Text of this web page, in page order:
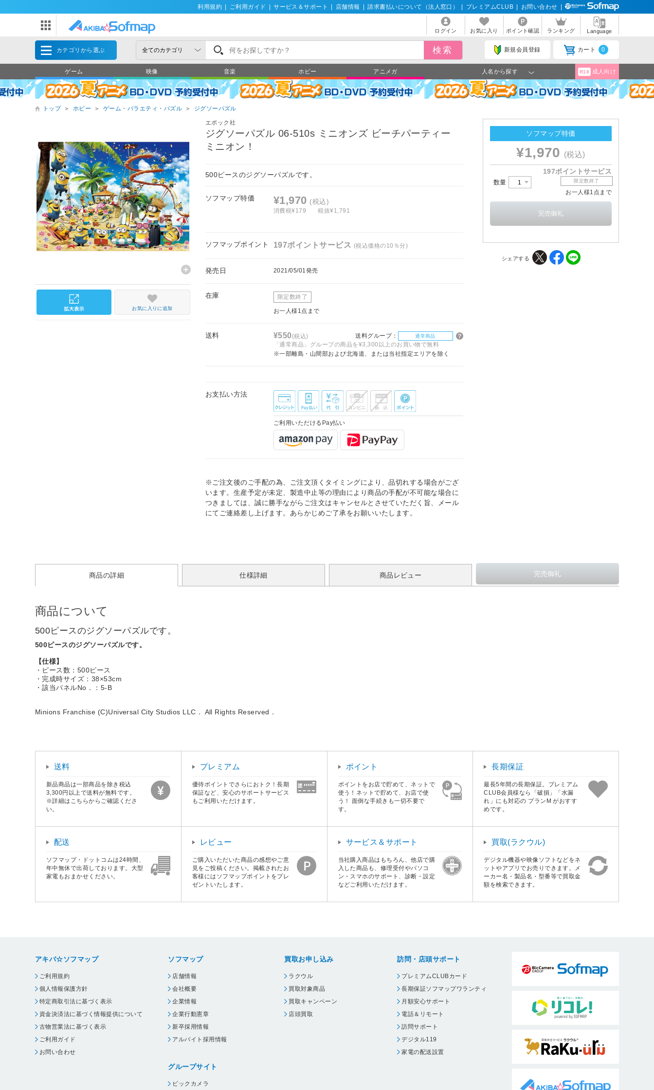
利用規約 ご利用ガイド サービス＆サポート 店舗情報 請求書払いについて（法人窓口） プレミアムCLUB お問い合わせ
ログイン お気に入り ポイント確認 ランキング Language
カテゴリから選ぶ 新規会員登録 カート 0
ゲーム 映像 音楽 ホビー アニメガ 人名から探す R18 成人向け
トップ ＞ ホビー ＞ ゲーム・バラエティ・パズル ＞ ジグソーパズル
エポック社
ジグソーパズル 06-510s ミニオンズ ビーチパーティー
ミニオン！
500ピースのジグソーパズルです。
ソフマップ特価 ¥1,970 (税込)
消費税¥179 税抜¥1,791
ソフマップポイント 197ポイントサービス (税込価格の10％分)
発売日 2021/05/01発売
在庫 限定数終了
お一人様1点まで
送料 ¥550(税込) 送料グループ： 通常商品
「通常商品」グループの商品を¥3,300以上のお買い物で無料
※一部離島・山間部および北海道、または当社指定エリアを除く
お支払い方法
ご利用いただけるPay払い
※ご注文後のご手配の為、ご注文頂くタイミングにより、品切れする場合がござ
います。生産予定が未定、製造中止等の理由により商品の手配が不可能な場合に
つきましては、誠に勝手ながらご注文はキャンセルとさせていただく旨、メール
にてご連絡差し上げます。あらかじめご了承をお願いいたします。
お気に入りに追加
ソフマップ特価
¥1,970 (税込)
197ポイントサービス
数量 限定数終了
お一人様1点まで
シェアする
商品の詳細 仕様詳細 商品レビュー
商品について
500ピースのジグソーパズルです。
500ピースのジグソーパズルです。
【仕様】
・ピース数：500ピース
・完成時サイズ：38×53cm
・該当パネルNo．：5-B
Minions Franchise (C)Universal City Studios LLC． All Rights Reserved．
送料
新品商品は一部商品を除き税込
3,300円以上で送料が無料です。
※詳細はこちらからご確認くださ
い。
プレミアム
優待ポイントでさらにおトク！長期
保証など、安心のサポートサービス
もご利用いただけます。
ポイント
ポイントをお店で貯めて、ネットで
使う！ネットで貯めて、お店で使
う！ 面倒な手続きも一切不要で
す。
長期保証
最長5年間の長期保証。プレミアム
CLUB会員様なら「破損」「水漏
れ」にも対応の プランM がおすす
めです。
配送
ソフマップ・ドットコムは24時間、
年中無休で出荷しております。大型
家電もおまかせください。
レビュー
ご購入いただいた商品の感想やご意
見をご投稿ください。掲載されたお
客様にはソフマップポイントをプレ
ゼントいたします。
サービス＆サポート
当社購入商品はもちろん、他店で購
入した商品も、修理受付やパソコ
ン・スマホのサポート、診断・設定
などご利用いただけます。
買取(ラクウル)
デジタル機器や映像ソフトなどをネ
ットやアプリでお売りできます。メ
ーカー名・製品名・型番等で買取金
額を検索できます。
アキバ☆ソフマップ
ご利用規約
個人情報保護方針
特定商取引法に基づく表示
資金決済法に基づく情報提供について
古物営業法に基づく表示
ご利用ガイド
お問い合わせ
ソフマップ
店舗情報
会社概要
企業情報
企業行動憲章
新卒採用情報
アルバイト採用情報
グループサイト
ビックカメラ
買取お申し込み
ラクウル
買取対象商品
買取キャンペーン
店頭買取
訪問・店頭サポート
プレミアムCLUBカード
長期保証ソフマップワランティ
月額安心サポート
電話＆リモート
訪問サポート
デジタル119
家電の配送設置